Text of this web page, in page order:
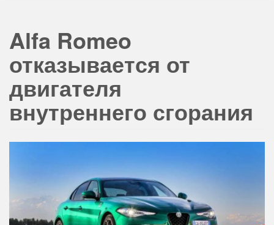
Alfa Romeo
отказывается от
двигателя
внутреннего сгорания